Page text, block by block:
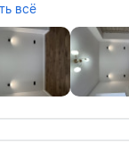
всё